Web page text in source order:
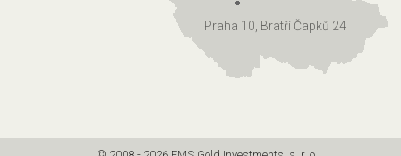
Praha 10, Bratří Čapků 24